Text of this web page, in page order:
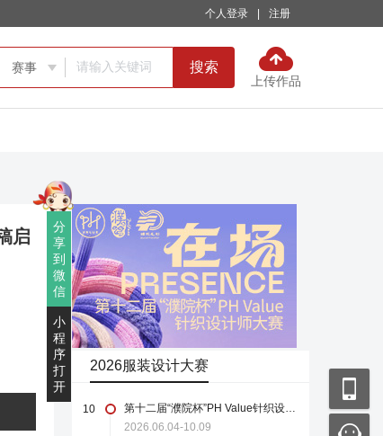
个人登录 注册
赛事  搜索
上传作品
分
享
到
微
信
小
程
序
打
开
启
2026服装设计大赛
10
第十二届“濮院杯”PH Value针织设计师大赛
2026.06.04-10.09